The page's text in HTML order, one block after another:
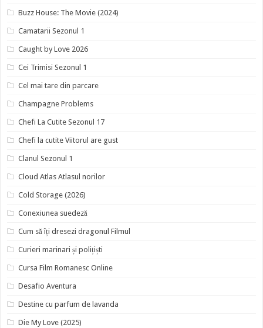
Buzz House: The Movie (2024)
Camatarii Sezonul 1
Caught by Love 2026
Cei Trimisi Sezonul 1
Cel mai tare din parcare
Champagne Problems
Chefi La Cutite Sezonul 17
Chefi la cutite Viitorul are gust
Clanul Sezonul 1
Cloud Atlas Atlasul norilor
Cold Storage (2026)
Conexiunea suedeză
Cum să îți dresezi dragonul Filmul
Curieri marinari și polițiști
Cursa Film Romanesc Online
Desafio Aventura
Destine cu parfum de lavanda
Die My Love (2025)